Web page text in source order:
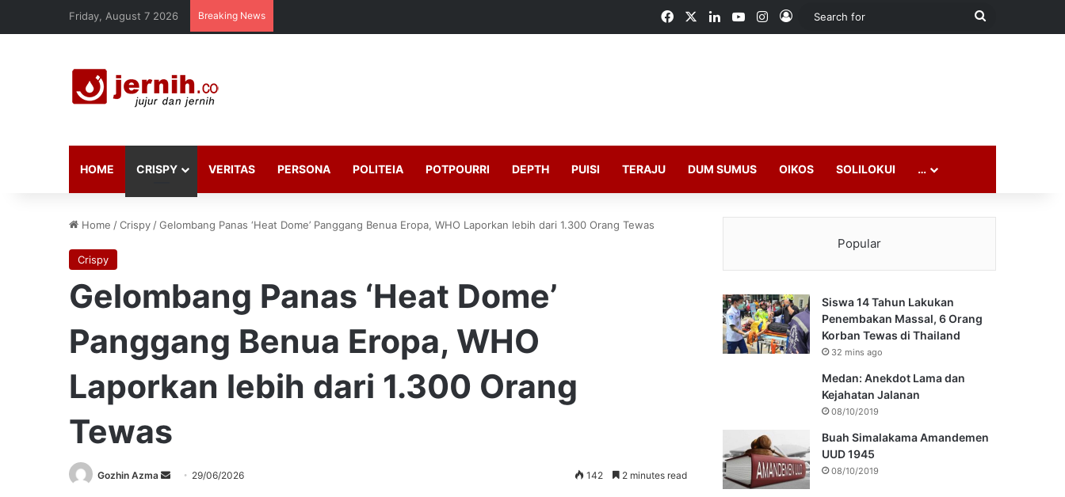
Friday, August 7 2026 Breaking News FacebookLinkedInYouTubeInstagram
Log In
Search
HOME CRISPY VERITAS PERSONA POLITEIA POTPOURRI DEPTH PUISI TERAJU DUM SUMUS OIKOS SOLILOKUI …
Home /Crispy /Gelombang Panas ‘Heat Dome’ Panggang Benua Eropa, WHO Laporkan lebih dari 1.300 Orang Tewas
Crispy
Gelombang Panas ‘Heat Dome’
Panggang Benua Eropa, WHO
Laporkan lebih dari 1.300 Orang
Tewas
Gozhin Azma
Send 29/06/2026 142 2 minutes read
Popular
Siswa 14 Tahun Lakukan
Penembakan Massal, 6 Orang
Korban Tewas di Thailand
32 mins ago
Medan: Anekdot Lama dan
Kejahatan Jalanan
08/10/2019
Buah Simalakama Amandemen
UUD 1945
08/10/2019